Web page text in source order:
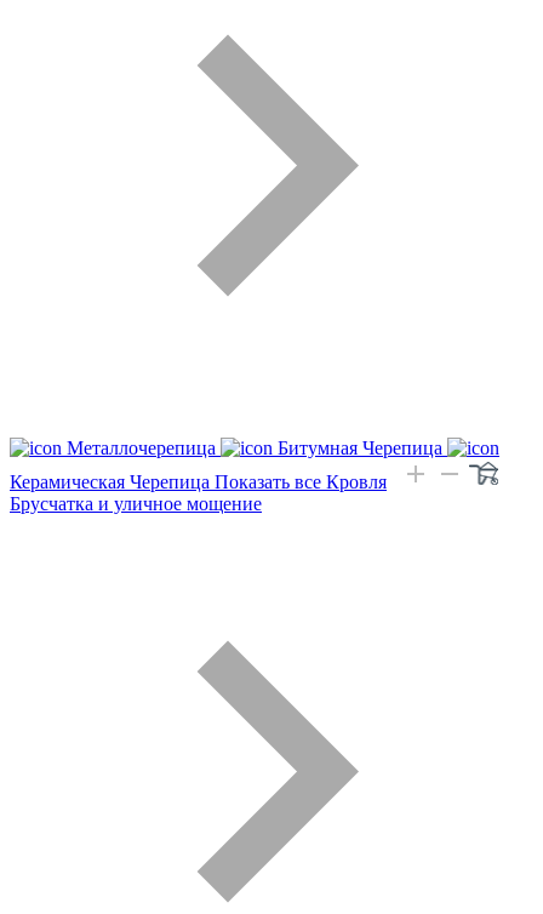
Металлочерепица
Битумная Черепица
Керамическая Черепица Показать все Кровля
Брусчатка и уличное мощение